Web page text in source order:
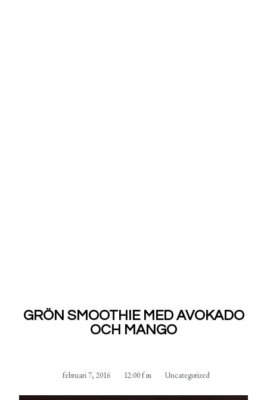
GRÖN SMOOTHIE MED AVOKADO
OCH MANGO
februari 7, 2016 12:00 f m Uncategorized